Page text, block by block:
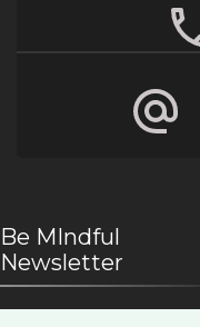
Be MIndful
Newsletter